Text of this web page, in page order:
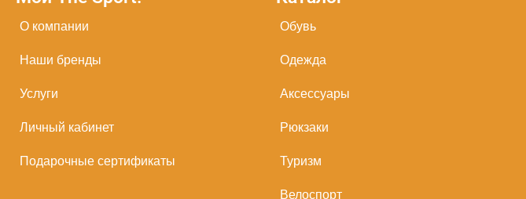
О компании
Наши бренды
Услуги
Личный кабинет
Подарочные сертификаты
Обувь
Одежда
Аксессуары
Рюкзаки
Туризм
Велоспорт